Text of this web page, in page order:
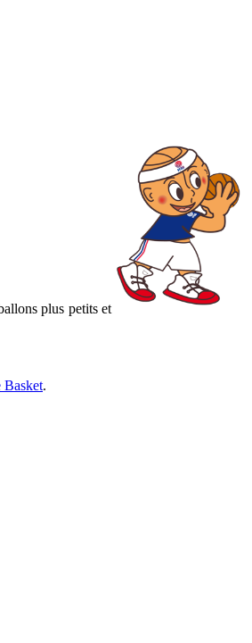
plus petits et
Basket.